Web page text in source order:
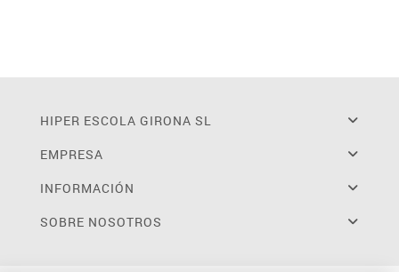
HIPER ESCOLA GIRONA SL
EMPRESA
INFORMACIÓN
SOBRE NOSOTROS